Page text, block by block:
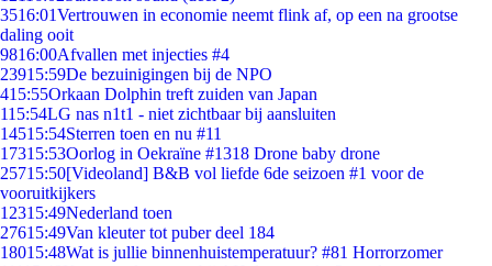
3516:01Vertrouwen in economie neemt flink af, op een na grootse
daling ooit
9816:00Afvallen met injecties #4
23915:59De bezuinigingen bij de NPO
415:55Orkaan Dolphin treft zuiden van Japan
115:54LG nas n1t1 - niet zichtbaar bij aansluiten
14515:54Sterren toen en nu #11
17315:53Oorlog in Oekraïne #1318 Drone baby drone
25715:50[Videoland] B&B vol liefde 6de seizoen #1 voor de
vooruitkijkers
12315:49Nederland toen
27615:49Van kleuter tot puber deel 184
18015:48Wat is jullie binnenhuistemperatuur? #81 Horrorzomer